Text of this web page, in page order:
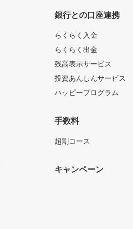
銀行との口座連携
らくらく入金
らくらく出金
残高表示サービス
投資あんしんサービス
ハッピープログラム
手数料
超割コース
キャンペーン